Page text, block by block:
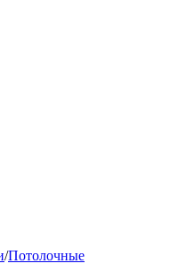
/Потолочные